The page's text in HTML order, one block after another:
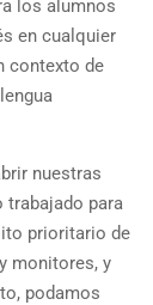
los alumnos
en cualquier
contexto de
nuestras
trabajado para
prioritario de
monitores, y
podamos